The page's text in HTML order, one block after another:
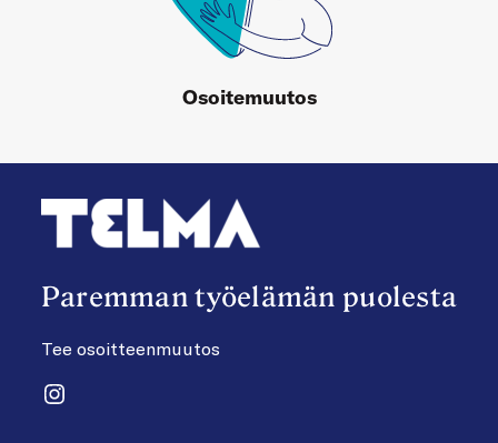
Osoitemuutos
Paremman työelämän puolesta
Tee osoitteenmuutos
Instagram